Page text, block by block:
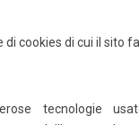
di cookies di cui il sito
tecnologie